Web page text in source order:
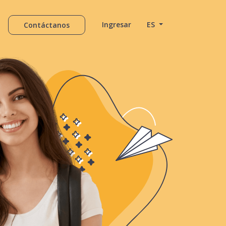
Contáctanos Ingresar ES